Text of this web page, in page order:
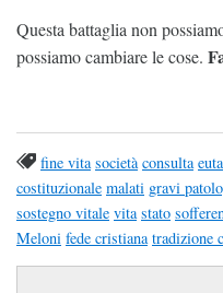
Questa battaglia non
possiamo cambiare le cose.
fine vita società consulta
costituzionale malati gravi
sostegno vitale vita stato
Meloni fede cristiana tradizione